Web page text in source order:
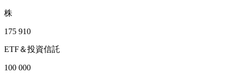
株
175 910
ETF＆投資信託
100 000